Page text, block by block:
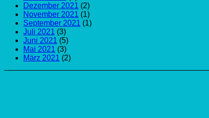
Dezember 2021 (2)
November 2021 (1)
September 2021 (1)
Juli 2021 (3)
Juni 2021 (5)
Mai 2021 (3)
März 2021 (2)